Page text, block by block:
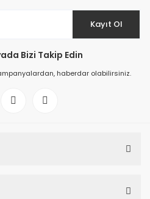
Kayıt Ol
Bizi Takip Edin
haberdar olabilirsiniz.